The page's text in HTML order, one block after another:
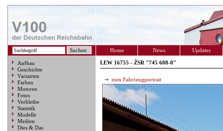
Home News Updates
Aufbau
Geschichte
Varianten
Farben
Motoren
Fotos
Verbleibe
Statistik
Modelle
Medien
Dies & Das
LEW 16755 - ŽSR "745 608-0"
zum Fahrzeugportrait